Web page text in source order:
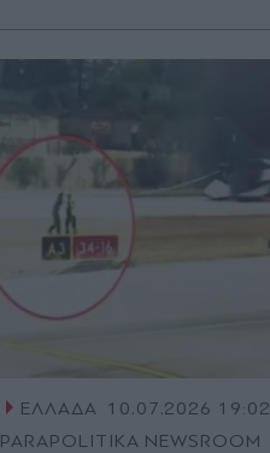
ΕΛΛΑΔΑ
10.07.2026 19:02
PARAPOLITIKA NEWSROOM